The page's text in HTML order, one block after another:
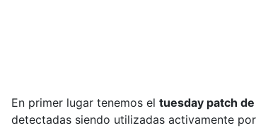
En primer lugar tenemos el tuesday patch
detectadas siendo utilizadas activamente